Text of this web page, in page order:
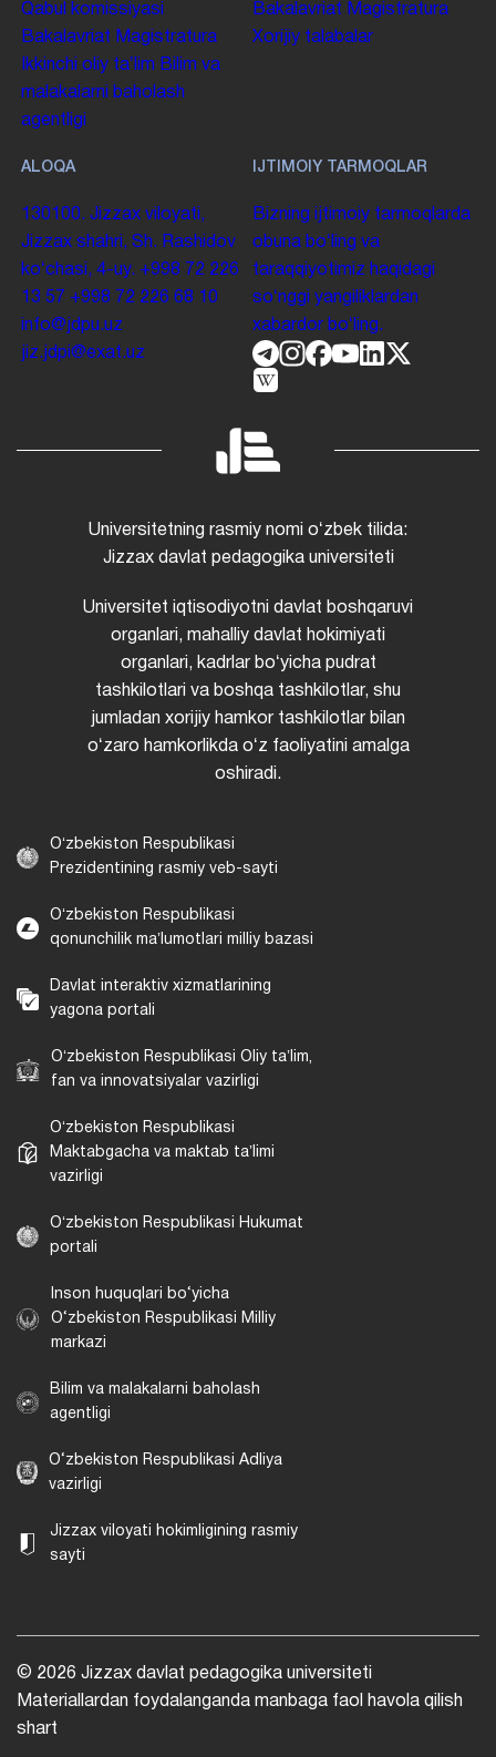
Qabul komissiyasi
Bakalavriat Magistratura
Ikkinchi oliy taʼlim Bilim va
malakalarni baholash
agentligi
Bakalavriat Magistratura
Xorijiy talabalar
ALOQA
130100. Jizzax viloyati,
Jizzax shahri, Sh. Rashidov
koʻchasi, 4-uy. +998 72 226
13 57 +998 72 226 68 10
info@jdpu.uz
jiz.jdpi@exat.uz
IJTIMOIY TARMOQLAR
Bizning ijtimoiy tarmoqlarda
obuna boʻling va
taraqqiyotimiz haqidagi
soʻnggi yangiliklardan
xabardor boʻling.
Universitetning rasmiy nomi oʻzbek tilida:
Jizzax davlat pedagogika universiteti
Universitet iqtisodiyotni davlat boshqaruvi
organlari, mahalliy davlat hokimiyati
organlari, kadrlar boʻyicha pudrat
tashkilotlari va boshqa tashkilotlar, shu
jumladan xorijiy hamkor tashkilotlar bilan
oʻzaro hamkorlikda oʻz faoliyatini amalga
oshiradi.
Oʻzbekiston Respublikasi
Prezidentining rasmiy veb-sayti
Oʻzbekiston Respublikasi
qonunchilik maʼlumotlari milliy bazasi
Davlat interaktiv xizmatlarining
yagona portali
Oʻzbekiston Respublikasi Oliy taʼlim,
fan va innovatsiyalar vazirligi
Oʻzbekiston Respublikasi
Maktabgacha va maktab taʼlimi
vazirligi
Oʻzbekiston Respublikasi Hukumat
portali
Inson huquqlari bo‘yicha
O‘zbekiston Respublikasi Milliy
markazi
Bilim va malakalarni baholash
agentligi
O‘zbekiston Respublikasi Adliya
vazirligi
Jizzax viloyati hokimligining rasmiy
sayti
© 2026 Jizzax davlat pedagogika universiteti
Materiallardan foydalanganda manbaga faol havola qilish
shart